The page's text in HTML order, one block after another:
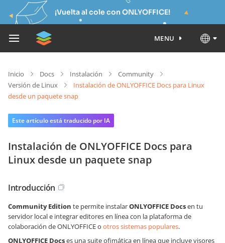
¡Vuelta al cole con ONLYOFFICE!
MENU
Inicio Docs Instalación
Community
Versión de Linux
Instalación de ONLYOFFICE Docs para Linux
desde un paquete snap
Este artículo está traducido por IA
Instalación de ONLYOFFICE Docs para
Linux desde un paquete snap
Introducción
Community Edition te permite instalarONLYOFFICE Docsen tu
servidor local e integrar editores en línea con la plataforma de
colaboración de ONLYOFFICE o otros sistemas populares.
ONLYOFFICE Docses una suite ofimática en línea que incluye visores